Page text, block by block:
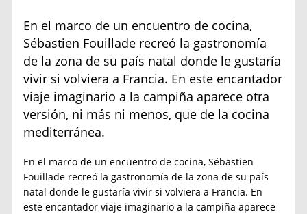
En el marco de un encuentro de cocina,
Sébastien Fouillade recreó la gastronomía
de la zona de su país natal donde le gustaría
vivir si volviera a Francia. En este encantador
viaje imaginario a la campiña aparece otra
versión, ni más ni menos, que de la cocina
mediterránea.
En el marco de un encuentro de cocina, Sébastien
Fouillade recreó la gastronomía de la zona de su país
natal donde le gustaría vivir si volviera a Francia. En
este encantador viaje imaginario a la campiña aparece